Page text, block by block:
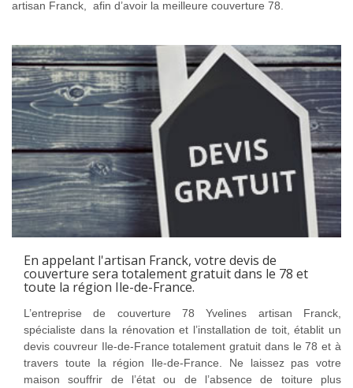
artisan Franck, afin d’avoir la meilleure couverture 78.
En appelant l'artisan Franck, votre devis de
couverture sera totalement gratuit dans le 78 et
toute la région Ile-de-France.
L’entreprise de couverture 78 Yvelines artisan Franck,
spécialiste dans la rénovation et l’installation de toit, établit un
devis couvreur Ile-de-France totalement gratuit dans le 78 et à
travers toute la région Ile-de-France. Ne laissez pas votre
maison souffrir de l’état ou de l’absence de toiture plus